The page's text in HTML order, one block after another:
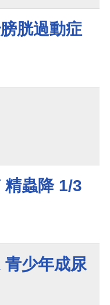
胱過動症
精蟲降 1/3
少年成尿